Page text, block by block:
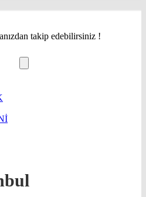
takip edebilirsiniz !